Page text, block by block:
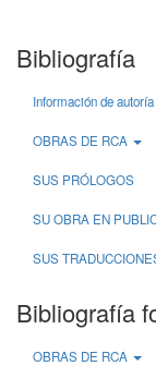
Bibliografía
Información de
OBRAS DE RCA
SUS PRÓLOGOS
SU OBRA EN
SUS
Bibliografía
OBRAS DE RCA